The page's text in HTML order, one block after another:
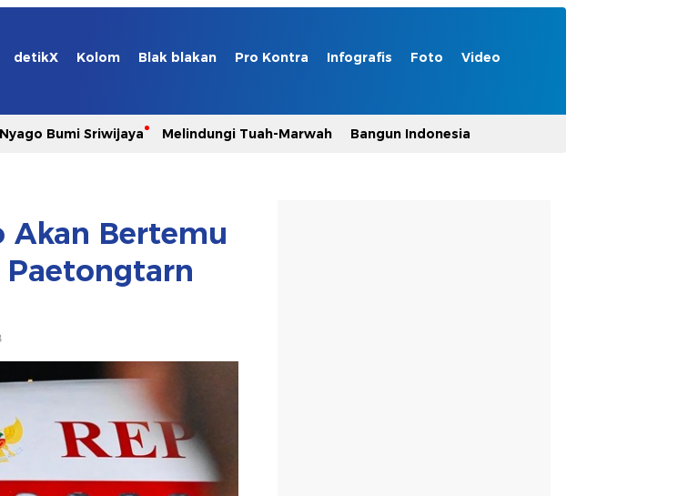
detikX Kolom Blak blakan Pro Kontra Infografis Foto Video
Nyago Bumi Sriwijaya Melindungi Tuah-Marwah Bangun Indonesia
Akan Bertemu
Paetongtarn